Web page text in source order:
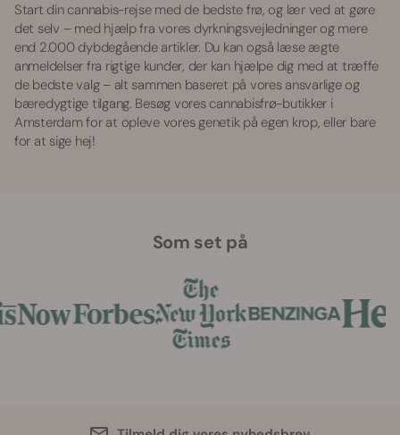
Start din cannabis-rejse med de bedste frø, og lær ved at gøre
det selv – med hjælp fra vores dyrkningsvejledninger og mere
end 2.000 dybdegående artikler. Du kan også læse ægte
anmeldelser fra rigtige kunder, der kan hjælpe dig med at træffe
de bedste valg – alt sammen baseret på vores ansvarlige og
bæredygtige tilgang. Besøg vores cannabisfrø-butikker i
Amsterdam for at opleve vores genetik på egen krop, eller bare
for at sige hej!
Som set på